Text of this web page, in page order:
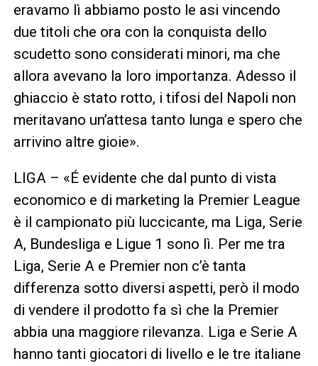
eravamo lì abbiamo posto le asi vincendo
due titoli che ora con la conquista dello
scudetto sono considerati minori, ma che
allora avevano la loro importanza. Adesso il
ghiaccio è stato rotto, i tifosi del Napoli non
meritavano un’attesa tanto lunga e spero che
arrivino altre gioie».
LIGA – «É evidente che dal punto di vista
economico e di marketing la Premier League
è il campionato più luccicante, ma Liga, Serie
A, Bundesliga e Ligue 1 sono lì. Per me tra
Liga, Serie A e Premier non c’è tanta
differenza sotto diversi aspetti, però il modo
di vendere il prodotto fa sì che la Premier
abbia una maggiore rilevanza. Liga e Serie A
hanno tanti giocatori di livello e le tre italiane